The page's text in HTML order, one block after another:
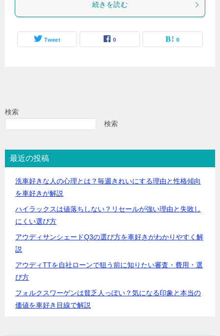
続きを読む
Tweet 0 0
検索
検索
最近の投稿
洗車好きな人の心理とは？毎週きれいにする理由と性格傾向
を車好きが解説
ハイラックスは値落ちしない？リセールが強い理由と失敗し
にくい選び方
アウディサンシェードQ3の選び方を車好きがわかりやすく解
説
アウディTTを自社ローンで狙う前に知りたい審査・費用・選
び方
フォルクスワーゲンは貧乏人っぽい？気になる印象と本当の
価値を車好き目線で解説